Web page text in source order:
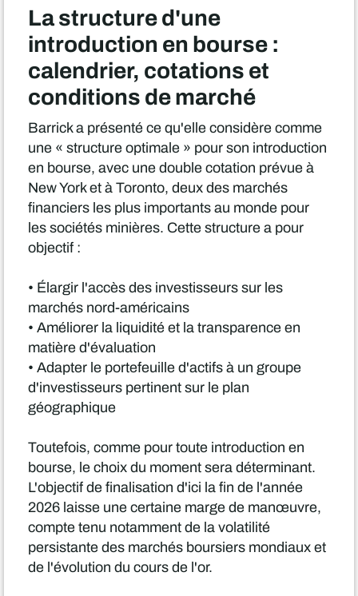
La structure d'une
introduction en bourse :
calendrier, cotations et
conditions de marché
Barrick a présenté ce qu'elle considère comme
une « structure optimale » pour son introduction
en bourse, avec une double cotation prévue à
New York et à Toronto, deux des marchés
financiers les plus importants au monde pour
les sociétés minières. Cette structure a pour
objectif :
• Élargir l'accès des investisseurs sur les
marchés nord-américains
• Améliorer la liquidité et la transparence en
matière d'évaluation
• Adapter le portefeuille d'actifs à un groupe
d'investisseurs pertinent sur le plan
géographique
Toutefois, comme pour toute introduction en
bourse, le choix du moment sera déterminant.
L'objectif de finalisation d'ici la fin de l'année
2026 laisse une certaine marge de manœuvre,
compte tenu notamment de la volatilité
persistante des marchés boursiers mondiaux et
de l'évolution du cours de l'or.